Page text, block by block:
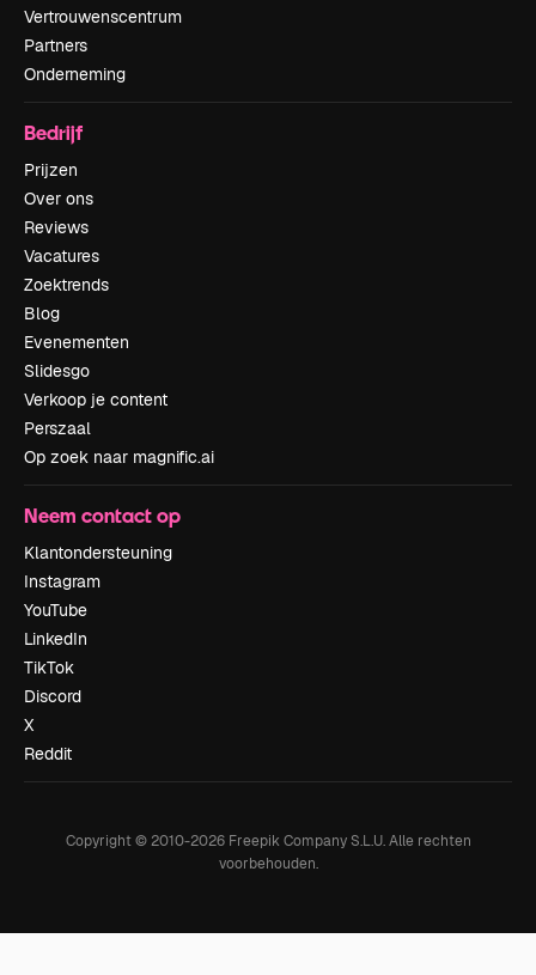
Vertrouwenscentrum
Partners
Onderneming
Bedrijf
Prijzen
Over ons
Reviews
Vacatures
Zoektrends
Blog
Evenementen
Slidesgo
Verkoop je content
Perszaal
Op zoek naar magnific.ai
Neem contact op
Klantondersteuning
Instagram
YouTube
LinkedIn
TikTok
Discord
X
Reddit
Copyright © 2010-2026Freepik Company S.L.U. Alle rechten
voorbehouden.